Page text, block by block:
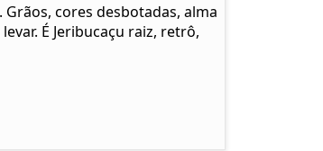
cores desbotadas, alma
É Jeribucaçu raiz, retrô,